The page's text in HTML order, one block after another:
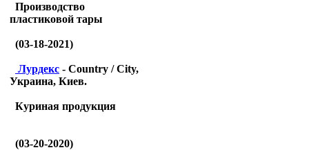
Производство
пластиковой тары
(03-18-2021)
Лурдекс - Country / City,
Украина, Киев.
Куриная продукция
(03-20-2020)